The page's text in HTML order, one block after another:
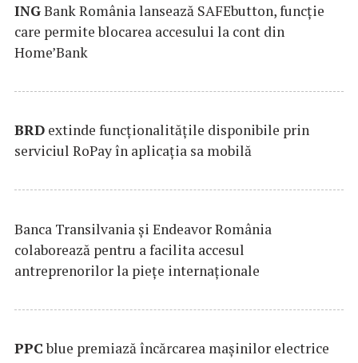
INGBank România lansează SAFEbutton, funcţie
care permite blocarea accesului la cont din
Home’Bank
BRD extinde funcţionalităţile disponibile prin
serviciul RoPay în aplicaţia sa mobilă
Banca Transilvania şi Endeavor România
colaborează pentru a facilita accesul
antreprenorilor la pieţe internaţionale
PPCblue premiază încărcarea maşinilor electrice